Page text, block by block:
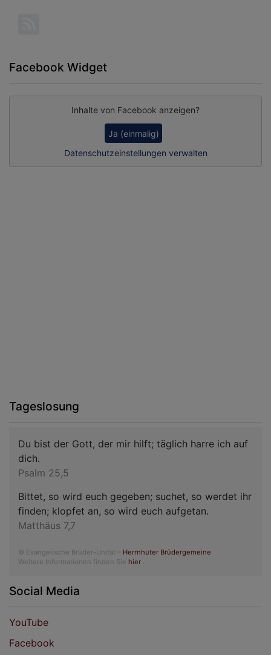
Facebook Widget
Inhalte von Facebook anzeigen?
Ja (einmalig)
Datenschutzeinstellungen verwalten
Tageslosung
Du bist der Gott, der mir hilft; täglich harre ich auf
dich.
Psalm 25,5
Bittet, so wird euch gegeben; suchet, so werdet ihr
finden; klopfet an, so wird euch aufgetan.
Matthäus 7,7
© Evangelische Brüder-Unität – Herrnhuter Brüdergemeine
Weitere Informationen finden Sie hier .
Social Media
YouTube
Facebook